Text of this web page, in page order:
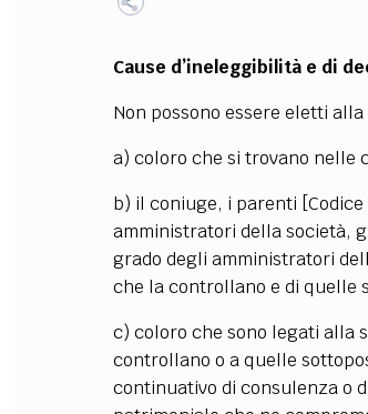
Cause d’ineleggibilità e di
Non possono essere eletti
a) coloro che si trovano nelle
b) il coniuge, i parenti
amministratori della società,
grado degli amministratori
che la controllano e di quelle
c) coloro che sono legati alla
controllano o a quelle
continuativo di consulenza o